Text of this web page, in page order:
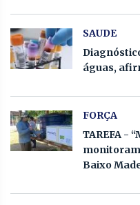
SAUDE
águas,
FORÇA
TAREFA -
Baixo